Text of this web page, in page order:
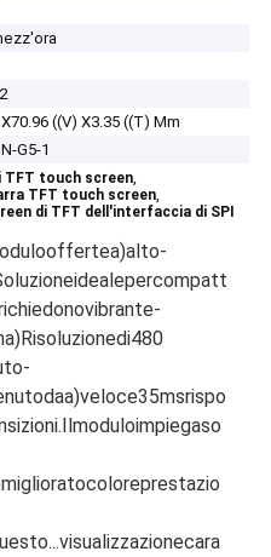
((V) X3.35 ((T) Mm
G5-1
TFT touch screen,
TFT touch screen,
di TFT dell'interfaccia di SPI
offertea)alto-
idealepercompatt
vibrante-
a)Risoluzionedi480
-
daa)veloce35msrispo
Ilmoduloimpiegaso
miglioratocoloreprestazio
visualizzazionecara